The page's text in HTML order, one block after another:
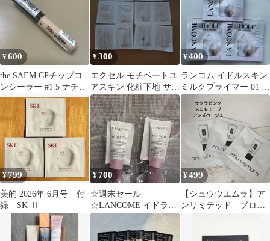
¥600
the SAEM CPチップコ
ンシーラー #1.5 ナチュ
ラルベージュ
¥300
エクセル モチベートユ
アスキン 化粧下地 サン
プル 12包
¥400
ランコム イドルスキン
ミルクプライマー 01 バ
ブルシェイク 3包 サン
プル
¥799
美的 2026年 6月号 付
録 SK-Ⅱ
¥700
☆週末セール
☆LANCOME イドラゼ
ン クリーム N サンプル
2個セット
¥499
【シュウウエムラ】ア
ンリミテッド ブロッ